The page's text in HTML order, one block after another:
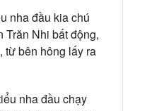
nha đầu kia chú
Nhi bất động,
từ bên hông lấy ra
nha đầu chạy